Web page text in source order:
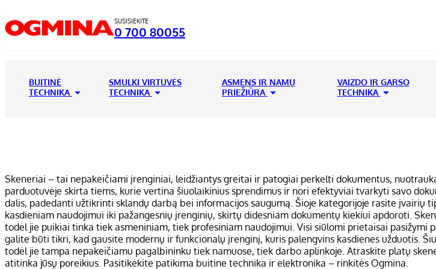
SUSISIEKITE
0 700 80055
BUITINĖ
TECHNIKA
SMULKI VIRTUVĖS
TECHNIKA
ASMENS IR NAMŲ
PRIEŽIŪRA
VAIZDO IR GARSO
TECHNIKA
Skeneriai – tai nepakeičiami įrenginiai, leidžiantys greitai ir patogiai perkelti dokumentus,
parduotuvėje skirta tiems, kurie vertina šiuolaikinius sprendimus ir nori efektyviai tvarkyti savo
dalis, padedanti užtikrinti sklandų darbą bei informacijos saugumą. Šioje kategorijoje rasite įvairių
kasdieniam naudojimui iki pažangesnių įrenginių, skirtų didesniam dokumentų kiekiui apdoroti.
todėl jie puikiai tinka tiek asmeniniam, tiek profesiniam naudojimui. Visi siūlomi prietaisai
galite būti tikri, kad gausite modernų ir funkcionalų įrenginį, kuris palengvins kasdienes užduotis.
todėl jie tampa nepakeičiamu pagalbininku tiek namuose, tiek darbo aplinkoje. Atraskite platų
atitinka jūsų poreikius. Pasitikėkite patikima buitine technika ir elektronika – rinkitės Ogmina.